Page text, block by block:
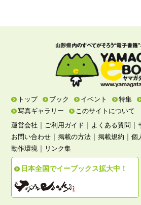
トップ ブック イベント 特集
写真ギャラリー
このサイトについて
運営会社 ｜ ご利用ガイド ｜ よくある質問 ｜
お問い合わせ ｜掲載の方法 ｜掲載規約 ｜個
動作環境 ｜ リンク集
日本全国でイーブックス拡大中！